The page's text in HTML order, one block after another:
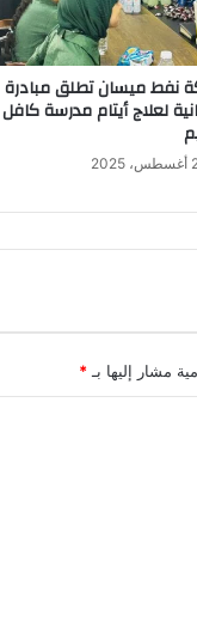
من
7
ساعات
متواصلة
نفط ميسان تطلق مبادرة
لعلاج أيتام مدرسة كافل
مشار إليها بـ*